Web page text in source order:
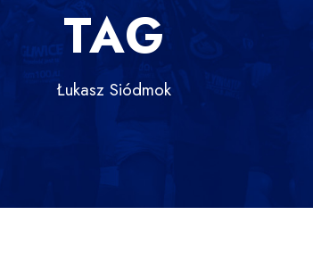
TAG
Łukasz Siódmok